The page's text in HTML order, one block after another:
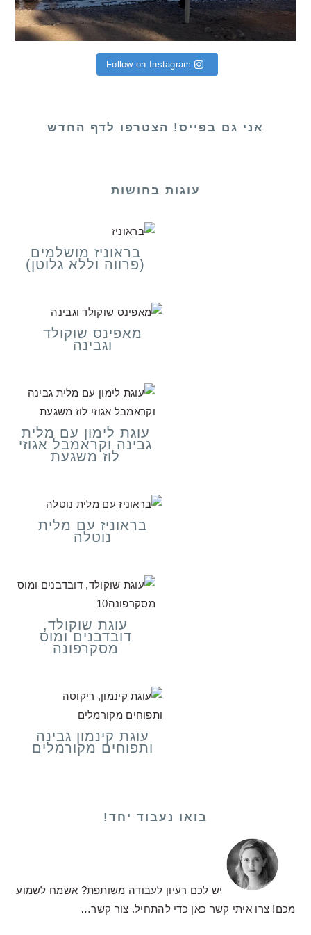
Follow on Instagram
אני גם בפייס! הצטרפו לדף החדש
עוגות בחושות
בראוניז מושלמים
(פרווה וללא גלוטן)
מאפינס שוקולד
וגבינה
עוגת לימון עם מלית
גבינה וקראמבל אגוזי
לוז משגעת
בראוניז עם מלית
נוטלה
עוגת שוקולד,
דובדבנים ומוס
מסקרפונה
עוגת קינמון גבינה
ותפוחים מקורמלים
בואו נעבוד יחד!
יש לכם רעיון לעבודה משותפת? אשמח לשמוע
מכם! צרו איתי קשר כאן כדי להתחיל. צור קשר…